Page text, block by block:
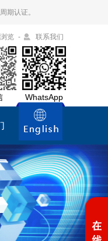
期认证。
览 - 联系我们
WhatsApp